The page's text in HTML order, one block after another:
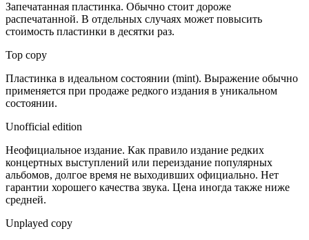
Запечатанная пластинка. Обычно стоит дороже
распечатанной. В отдельных случаях может повысить
стоимость пластинки в десятки раз.
Top copy
Пластинка в идеальном состоянии (mint). Выражение обычно
применяется при продаже редкого издания в уникальном
состоянии.
Unofficial edition
Неофициальное издание. Как правило издание редких
концертных выступлений или переиздание популярных
альбомов, долгое время не выходивших официально. Нет
гарантии хорошего качества звука. Цена иногда также ниже
средней.
Unplayed copy